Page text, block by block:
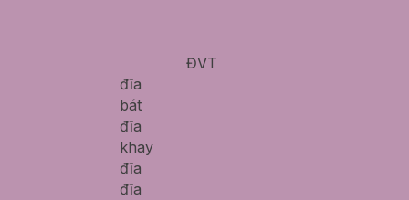
ĐVT
đĩa
bát
đĩa
khay
đĩa
đĩa